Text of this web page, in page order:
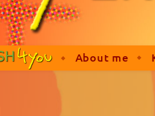
About me